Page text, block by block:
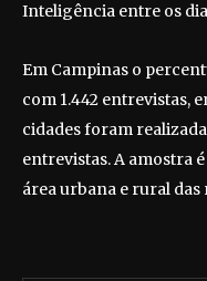
Inteligência entre os
Em Campinas o
com 1.442 entrevistas,
cidades foram
entrevistas. A amostra
área urbana e rural das